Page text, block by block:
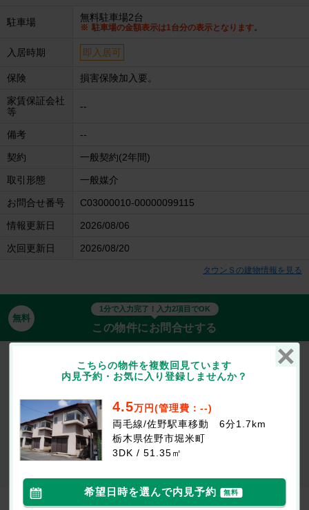
駐車場 無料駐車場2台
駐車場の金額表示は1台分の表示となります。
入居時期 即入居可
保険 損害保険加入要。
家賃保証会社
等
--
備考 --
契約 一般契約(2年間)
取引形態 一般媒介
お問合せ番号 C03000010-00000099115
情報更新日 2026/08/06
次回更新日 2026/08/20
タウンＳの建物情報を見る
無料
1分で入力完了！入力2項目でOK
この物件にお問合せする
4.5万円 (管理費等：--)
3DK / 51.35㎡ / 1-2階
最新の空室状況が知りたい
お部屋を
こちらの物件を複数回見ています
内見予約・お気に入り登録しませんか？
4.5万円(管理費：--)
両毛線/佐野駅車移動 6分1.7km
栃木県佐野市堀米町
3DK / 51.35㎡
希望日時を選んで内見予約 無料